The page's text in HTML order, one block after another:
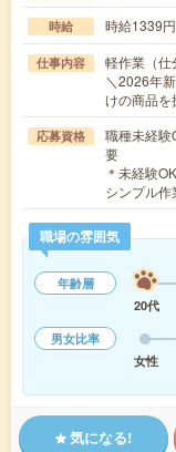
時給 時給1339
仕事内容
軽作業（仕
＼2026年
けの商品
応募資格
職種未経験
要
＊未経験
シンプル
職場の雰囲気
年齢層
20代
男女比率
女性
気になる!